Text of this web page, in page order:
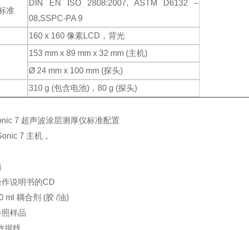
准
DIN EN ISO 2808:2007, ASTM D6132 –
08,SSPC-PA 9
160 x 160 像素LCD，背光
153 mm x 89 mm x 32 mm (主机)
Ø 24 mm x 100 mm (探头)
310 g (包含电池)，80 g (探头)
7 超声波涂层测厚仪标准配置
7 主机，
作说明书的CD
ml 耦合剂 (胶 /油)
照样品
据线